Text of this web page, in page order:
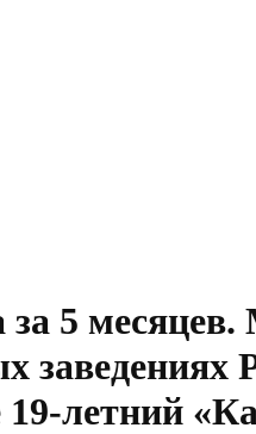
за 5
заведениях
летний